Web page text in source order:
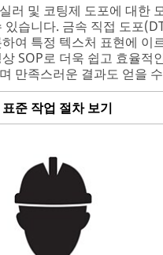
러 및 코팅제 도포에 대한
있습니다. 금속 직접 도포
여 특정 텍스처 표현에 이
SOP로 더욱 쉽고 효율적
만족스러운 결과도 얻을
표준 작업 절차 보기